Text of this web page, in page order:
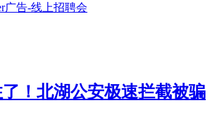
！北湖公安极速拦截被骗